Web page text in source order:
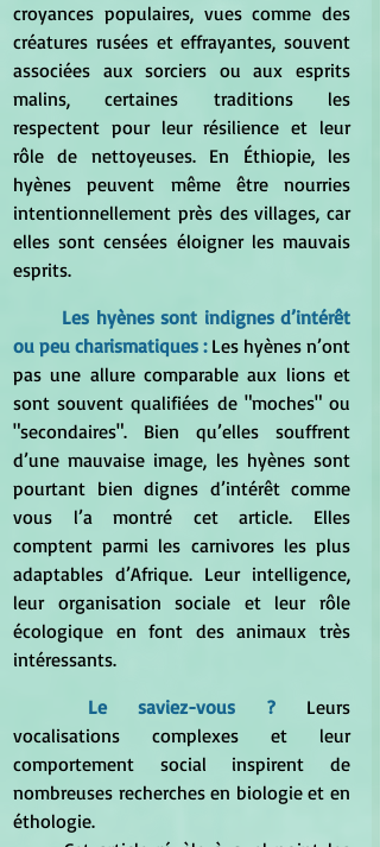
croyances populaires, vues comme des
créatures rusées et effrayantes, souvent
associées aux sorciers ou aux esprits
malins, certaines traditions les
respectent pour leur résilience et leur
rôle de nettoyeuses. En Éthiopie, les
hyènes peuvent même être nourries
intentionnellement près des villages, car
elles sont censées éloigner les mauvais
esprits.
Les hyènes sont indignes d’intérêt
ou peu charismatiques : Les hyènes n’ont
pas une allure comparable aux lions et
sont souvent qualifiées de "moches" ou
"secondaires". Bien qu’elles souffrent
d’une mauvaise image, les hyènes sont
pourtant bien dignes d’intérêt comme
vous l’a montré cet article. Elles
comptent parmi les carnivores les plus
adaptables d’Afrique. Leur intelligence,
leur organisation sociale et leur rôle
écologique en font des animaux très
intéressants.
Le saviez-vous ? Leurs
vocalisations complexes et leur
comportement social inspirent de
nombreuses recherches en biologie et en
éthologie.